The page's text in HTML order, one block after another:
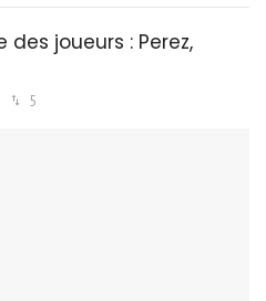
des joueurs : Perez,
5